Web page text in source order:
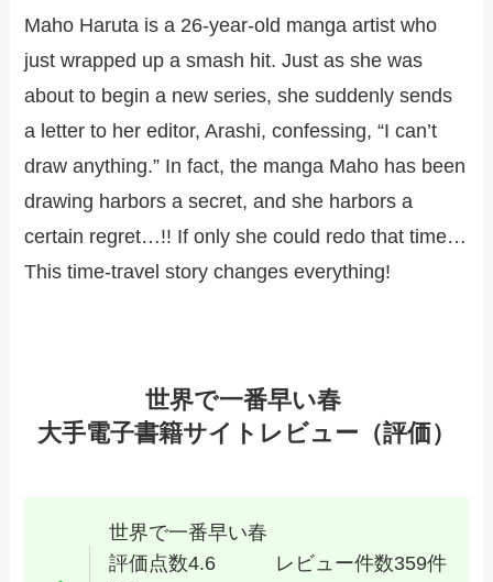
Maho Haruta is a 26-year-old manga artist who
just wrapped up a smash hit. Just as she was
about to begin a new series, she suddenly sends
a letter to her editor, Arashi, confessing, “I can’t
draw anything.” In fact, the manga Maho has been
drawing harbors a secret, and she harbors a
certain regret…!! If only she could redo that time…
This time-travel story changes everything!
世界で一番早い春
大手電子書籍サイトレビュー（評価）
世界で一番早い春
評価点数4.6 レビュー件数359件